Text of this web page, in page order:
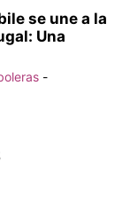
se une a la
Una
-